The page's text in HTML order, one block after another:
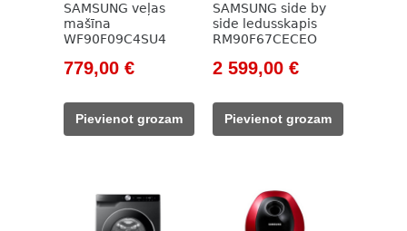
SAMSUNG veļas
mašīna
WF90F09C4SU4
Original
was:
1
779,00 €Current
779,00 €.
Pievienot grozam
SAMSUNG side by
side ledusskapis
RM90F67CECEO
Original
was:
3
2 599,00 €Current
Pievienot grozam